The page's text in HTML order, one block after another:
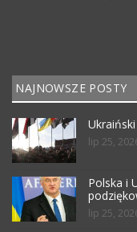
NAJNOWSZE POSTY
lip 25,
Polska i
lip 25,